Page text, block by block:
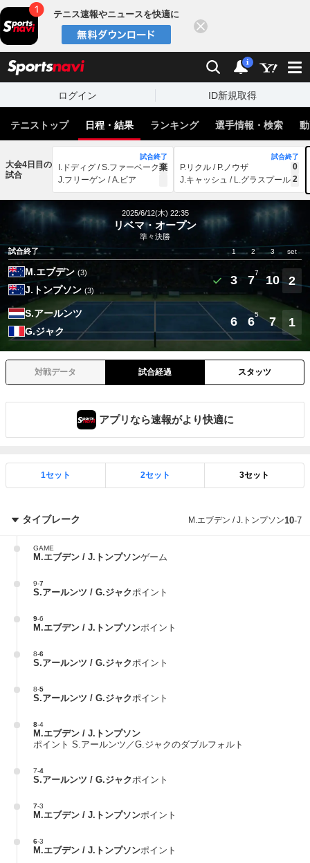
テニス速報やニュースを快適に
検索 通知
i
ログイン ID新規取得
テニストップ 日程・結果 ランキング 選手情報・検索
大会4日目の
試合
試合終了
I.ドディグ / S.ファーベーク棄
J.フリーゲン / A.ビア
試合終了
P.リクル / P.ノウザ
0
J.キャッシュ / L.グラスプール 2
2025/6/12(木) 22:35
リベマ・オープン
準々決勝
試合終了
1 2 3 set
M.エブデン (3)
J.トンプソン (3)
3 7
7
10 2
S.アールンツ
G.ジャク
6 6
5
7 1
対戦データ 試合経過 スタッツ
アプリなら速報がより快適に
1セット 2セット 3セット
タイブレーク M.エブデン / J.トンプソン10-7
GAME
M.エブデン / J.トンプソンゲーム
9-7
S.アールンツ / G.ジャクポイント
9-6
M.エブデン / J.トンプソンポイント
8-6
S.アールンツ / G.ジャクポイント
8-5
S.アールンツ / G.ジャクポイント
8-4
M.エブデン / J.トンプソン
ポイント S.アールンツ／G.ジャクのダブルフォルト
7-4
S.アールンツ / G.ジャクポイント
7-3
M.エブデン / J.トンプソンポイント
6-3
M.エブデン / J.トンプソンポイント